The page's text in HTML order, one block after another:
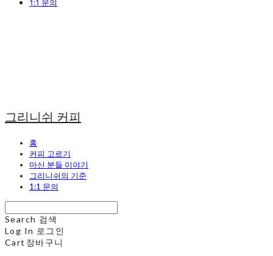
1:1 문의
그리니쉬 커피
홈
커피 고르기
마신 분들 이야기
그리니쉬의 기준
1:1 문의
Search 검색
Log In 로그인
Cart 장바구니